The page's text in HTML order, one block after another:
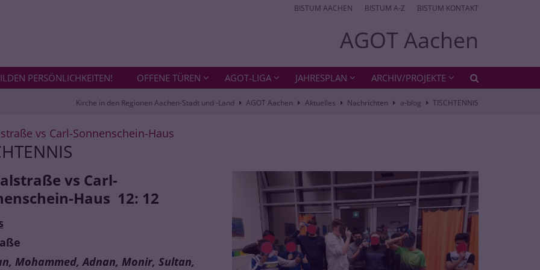
BISTUM AACHEN BISTUM A-Z BISTUM KONTAKT
AGOT Aachen
PERSÖNLICHKEITEN! OFFENE TÜREN AGOT-LIGA JAHRESPLAN ARCHIV/PROJEKTE
Kirche in den Regionen Aachen-Stadt und -Land AGOT Aachen Aktuelles Nachrichten a-blog TISCHTENNIS
vs Carl-Sonnenschein-Haus:
vs Carl-
Haus 12: 12
Mohammed, Adnan, Monir, Sultan,